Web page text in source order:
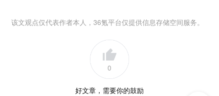
该文观点仅代表作者本人，36氪平台仅提供信息存储空间服务。
0
好文章，需要你的鼓励